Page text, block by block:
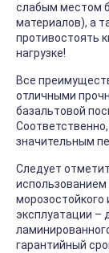
слабым местом
материалов), а
противостоять
нагрузке!
Все
отличными
базальтовой
значительным
Следует
морозостойкого
эксплуатации –
гарантийный